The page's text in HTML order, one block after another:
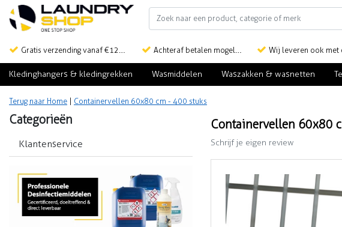
Gratis verzending vanaf €125,- Achteraf betalen mogelijk Wij leveren ook met
Kledinghangers & kledingrekken Wasmiddelen Waszakken & wasnetten
Terug naar Home Containervellen 60x80 cm - 400 stuks
Categorieën
Klantenservice
Containervellen 60x80
Schrijf je eigen review